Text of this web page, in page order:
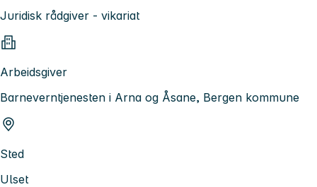
Juridisk rådgiver - vikariat
Arbeidsgiver
Barneverntjenesten i Arna og Åsane, Bergen kommune
Sted
Ulset